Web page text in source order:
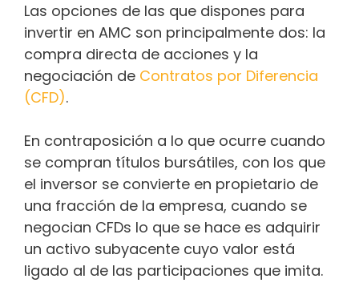
Las opciones de las que dispones para
invertir en AMC son principalmente dos: la
compra directa de acciones y la
negociación de Contratos por Diferencia
(CFD).
En contraposición a lo que ocurre cuando
se compran títulos bursátiles, con los que
el inversor se convierte en propietario de
una fracción de la empresa, cuando se
negocian CFDs lo que se hace es adquirir
un activo subyacente cuyo valor está
ligado al de las participaciones que imita.